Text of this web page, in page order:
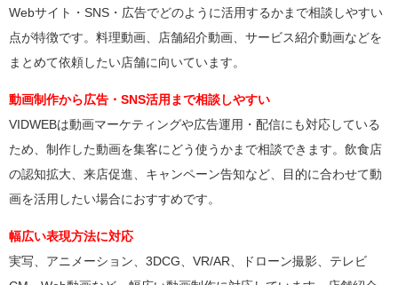
Webサイト・SNS・広告でどのように活用するかまで相談しやすい
点が特徴です。料理動画、店舗紹介動画、サービス紹介動画などを
まとめて依頼したい店舗に向いています。
動画制作から広告・SNS活用まで相談しやすい
VIDWEBは動画マーケティングや広告運用・配信にも対応している
ため、制作した動画を集客にどう使うかまで相談できます。飲食店
の認知拡大、来店促進、キャンペーン告知など、目的に合わせて動
画を活用したい場合におすすめです。
幅広い表現方法に対応
実写、アニメーション、3DCG、VR/AR、ドローン撮影、テレビ